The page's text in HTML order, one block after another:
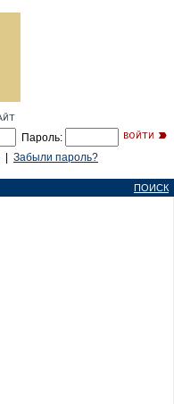
Пароль:
Забыли пароль?
ПОИСК